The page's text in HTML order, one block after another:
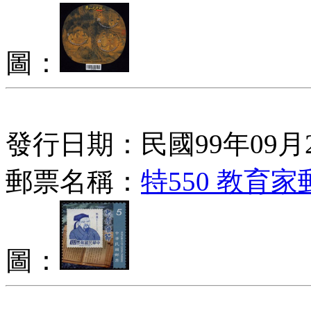
圖：
發行日期：民國99年09月
郵票名稱： 特550 教育家
圖：